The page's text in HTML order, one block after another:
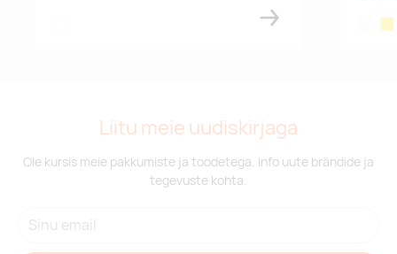
Liitu meie uudiskirjaga
Ole kursis meie pakkumiste ja toodetega. Info uute brändide ja
tegevuste kohta.